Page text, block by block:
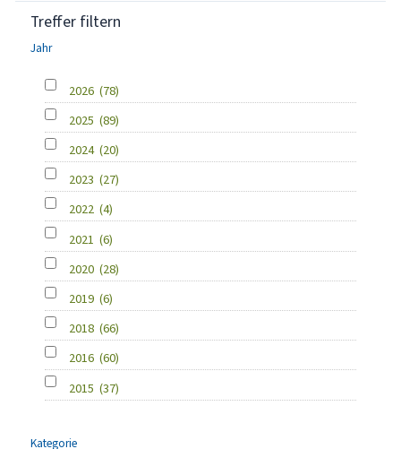
Treffer filtern
Jahr
2026 (78)
2025 (89)
2024 (20)
2023 (27)
2022 (4)
2021 (6)
2020 (28)
2019 (6)
2018 (66)
2016 (60)
2015 (37)
Kategorie